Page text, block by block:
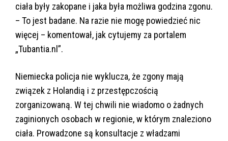
ciała były zakopane i jaka była możliwa godzina zgonu.
– To jest badane. Na razie nie mogę powiedzieć nic
więcej – komentował, jak cytujemy za portalem
„Tubantia.nl”.
Niemiecka policja nie wyklucza, że ​​zgony mają
związek z Holandią i z przestępczością
zorganizowaną. W tej chwili nie wiadomo o żadnych
zaginionych osobach w regionie, w którym znaleziono
ciała. Prowadzone są konsultacje z władzami